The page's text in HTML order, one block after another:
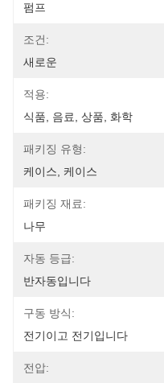
펌프
조건:
새로운
적용:
식품, 음료, 상품, 화학
패키징 유형:
케이스, 케이스
패키징 재료:
나무
자동 등급:
반자동입니다
구동 방식:
전기이고 전기입니다
전압: